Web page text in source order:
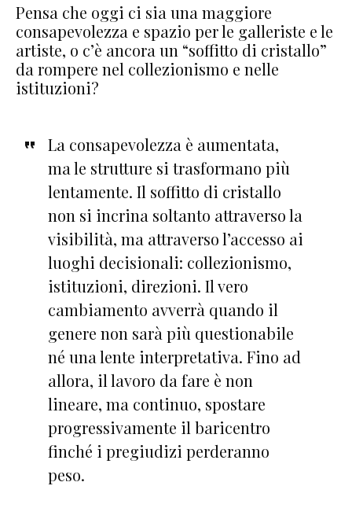
Pensa che oggi ci sia una maggiore
consapevolezza e spazio per le galleriste e le
artiste, o c’è ancora un “soffitto di cristallo”
da rompere nel collezionismo e nelle
istituzioni?
La consapevolezza è aumentata,
ma le strutture si trasformano più
lentamente. Il soffitto di cristallo
non si incrina soltanto attraverso la
visibilità, ma attraverso l’accesso ai
luoghi decisionali: collezionismo,
istituzioni, direzioni. Il vero
cambiamento avverrà quando il
genere non sarà più questionabile
né una lente interpretativa. Fino ad
allora, il lavoro da fare è non
lineare, ma continuo, spostare
progressivamente il baricentro
finché i pregiudizi perderanno
peso.